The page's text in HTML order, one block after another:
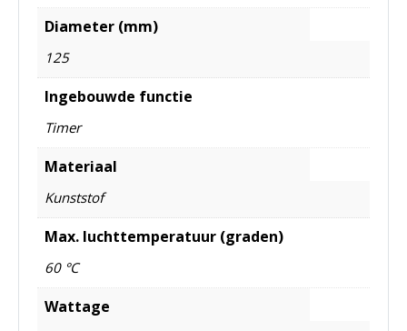
Diameter (mm)
125
Ingebouwde functie
Timer
Materiaal
Kunststof
Max. luchttemperatuur (graden)
60 °C
Wattage